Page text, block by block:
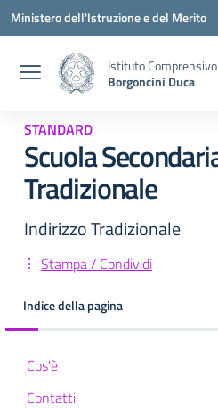
Vai ai contenuti
Vai al menu di navigazione
Vai al footer
Ministero dell'Istruzione e del Merito
Istituto Comprensivo
Borgoncini Duca
STANDARD
Scuola
Tradizionale
Indirizzo Tradizionale
Stampa / Condividi
Indice della pagina
Cos'è
Contatti